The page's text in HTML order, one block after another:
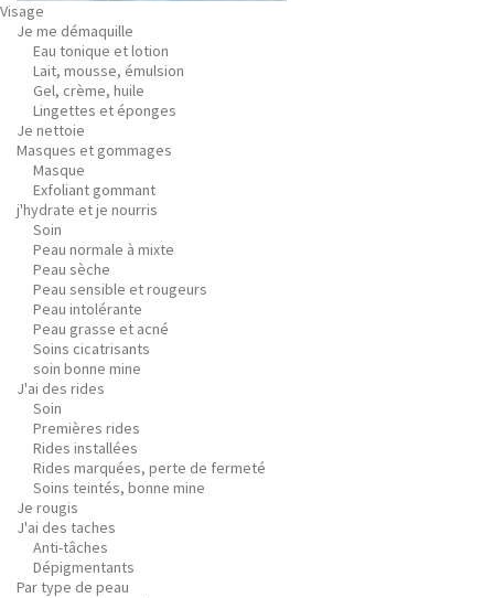
Visage
Je me démaquille
Eau tonique et lotion
Lait, mousse, émulsion
Gel, crème, huile
Lingettes et éponges
Je nettoie
Masques et gommages
Masque
Exfoliant gommant
j'hydrate et je nourris
Soin
Peau normale à mixte
Peau sèche
Peau sensible et rougeurs
Peau intolérante
Peau grasse et acné
Soins cicatrisants
soin bonne mine
J'ai des rides
Soin
Premières rides
Rides installées
Rides marquées, perte de fermeté
Soins teintés, bonne mine
Je rougis
J'ai des taches
Anti-tâches
Dépigmentants
Par type de peau